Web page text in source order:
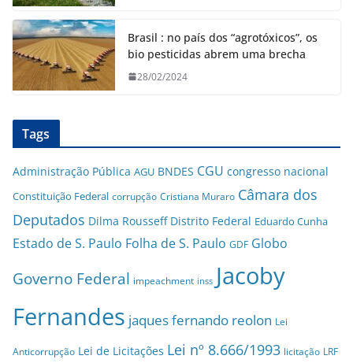
Brasil : no país dos “agrotóxicos”, os
bio pesticidas abrem uma brecha
28/02/2024
Tags
Administração Pública AGU BNDES CGU congresso nacional
Constituição Federal corrupção Cristiana Muraro Câmara dos
Deputados Dilma Rousseff Distrito Federal Eduardo Cunha
Estado de S. Paulo Folha de S. Paulo GDF Globo
Governo Federal impeachment inss Jacoby
Fernandes jaques fernando reolon Lei
Anticorrupção Lei de Licitações Lei nº 8.666/1993 licitação LRF